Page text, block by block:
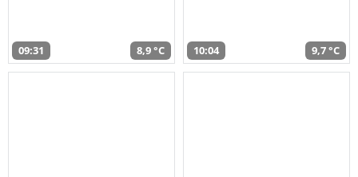
09:31 8,9 °C 10:04 9,7 °C